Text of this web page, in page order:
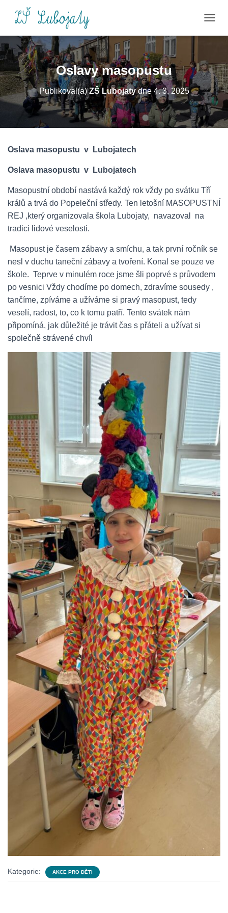
Ř
N
O
U
T
N
A
Oslavy masopustu
Publikoval(a)ZŠ Lubojatydne 4. 3. 2025
Oslava masopustu v Lubojatech
Oslava masopustu v Lubojatech
Masopustní období nastává každý rok vždy po svátku Tří
králů a trvá do Popeleční středy. Ten letošní MASOPUSTNÍ
REJ ,který organizovala škola Lubojaty, navazoval na
tradici lidové veselosti.
Masopust je časem zábavy a smíchu, a tak první ročník se
nesl v duchu taneční zábavy a tvoření. Konal se pouze ve
škole. Teprve v minulém roce jsme šli poprvé s průvodem
po vesnici Vždy chodíme po domech, zdravíme sousedy ,
tančíme, zpíváme a užíváme si pravý masopust, tedy
veselí, radost, to, co k tomu patří. Tento svátek nám
připomíná, jak důležité je trávit čas s přáteli a užívat si
společně strávené chvíl
Kategorie: AKCE PRO DĚTI